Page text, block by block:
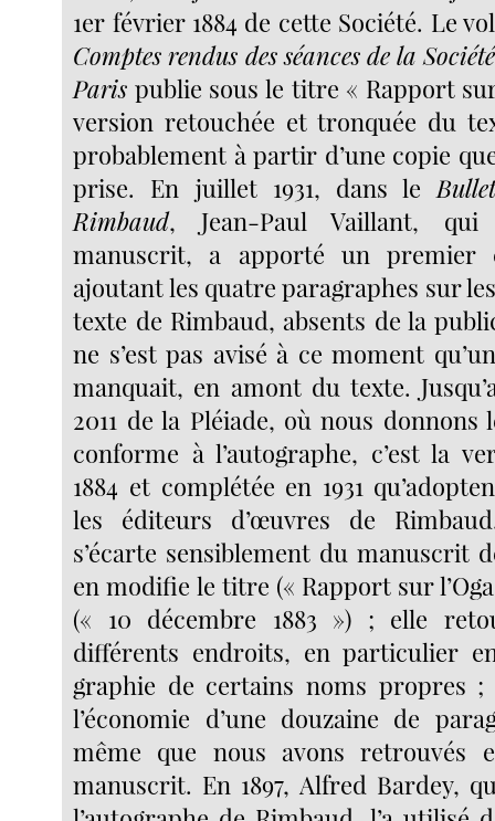
1er février 1884 de cette Société. Le
Comptes rendus des séances de la
Paris publie sous le titre « Rapport
version retouchée et tronquée du
probablement à partir d’une copie
prise. En juillet 1931, dans le
Rimbaud, Jean-Paul Vaillant,
manuscrit, a apporté un premier
ajoutant les quatre paragraphes sur
texte de Rimbaud, absents de la
ne s’est pas avisé à ce moment
manquait, en amont du texte.
2011 de la Pléiade, où nous
conforme à l’autographe, c’est la
1884 et complétée en 1931
les éditeurs d’œuvres de
s’écarte sensiblement du manuscrit
en modifie le titre (« Rapport sur
(« 10 décembre 1883 ») ; elle
différents endroits, en particulier
graphie de certains noms propres
l’économie d’une douzaine de
même que nous avons retrouvés
manuscrit. En 1897, Alfred Bardey,